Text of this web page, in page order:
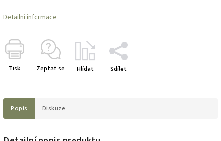
Detailní informace
Tisk Zeptat se Hlídat Sdílet
Popis Diskuze